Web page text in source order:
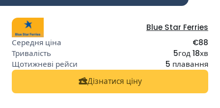
Blue Star Ferries
€88
5год 18хв
5 плавання
Дізнатися ціну